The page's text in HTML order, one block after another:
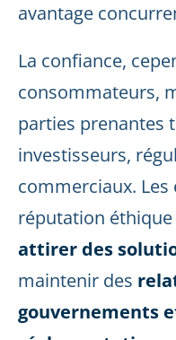
avantage
La confiance,
consommateurs,
parties prenantes
investisseurs,
commerciaux.
réputation
attirer des
maintenir des
gouvernements